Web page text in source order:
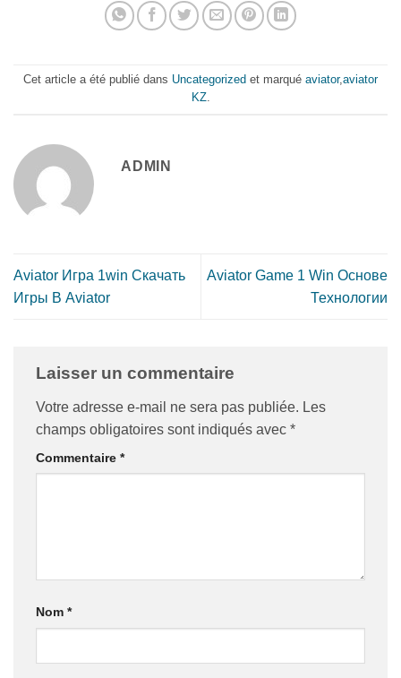
Cet article a été publié dans Uncategorized et marqué aviator,aviator
KZ.
ADMIN
Aviator Игра 1win Скачать
Игры В Aviator
Aviator Game 1 Win Основе
Технологии
Laisser un commentaire
Votre adresse e-mail ne sera pas publiée. Les
champs obligatoires sont indiqués avec *
Commentaire *
Nom *